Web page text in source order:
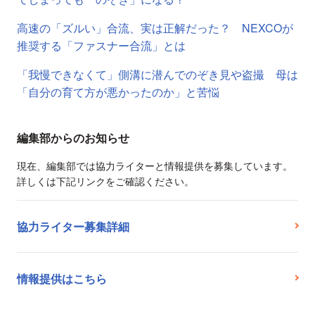
高速の「ズルい」合流、実は正解だった？ NEXCOが
推奨する「ファスナー合流」とは
「我慢できなくて」側溝に潜んでのぞき見や盗撮 母は
「自分の育て方が悪かったのか」と苦悩
編集部からのお知らせ
現在、編集部では協力ライターと情報提供を募集しています。
詳しくは下記リンクをご確認ください。
協力ライター募集詳細
情報提供はこちら